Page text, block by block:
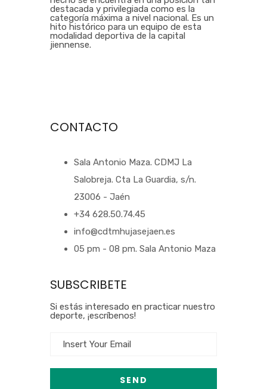
destacada y privilegiada como es la
categoría máxima a nivel nacional. Es un
hito histórico para un equipo de esta
modalidad deportiva de la capital
jiennense.
CONTACTO
Sala Antonio Maza. CDMJ La
Salobreja. Cta La Guardia, s/n.
23006 - Jaén
+34 628.50.74.45
info@cdtmhujasejaen.es
05 pm - 08 pm. Sala Antonio Maza
SUBSCRIBETE
Si estás interesado en practicar nuestro
deporte, ¡escríbenos!